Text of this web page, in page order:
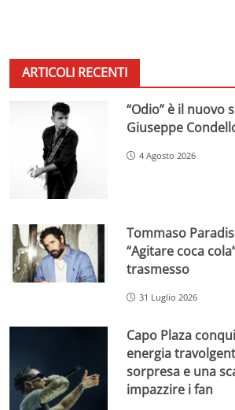
ARTICOLI RECENTI
“Odio” è il nuovo
Giuseppe
4 Agosto 2026
Tommaso
“Agitare coca
trasmesso
31 Luglio 2026
Capo Plaza
energia
sorpresa e una
impazzire i fan